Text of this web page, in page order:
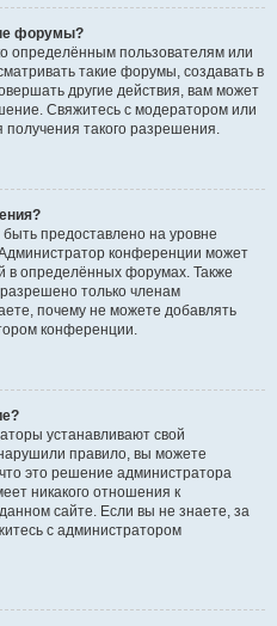
форумы?
определённым пользователям или
такие форумы, создавать в
другие действия, вам может
Свяжитесь с модератором или
такого разрешения.
предоставлено на уровне
конференции может
в определённых форумах. Также
только членам
почему не можете добавлять
конференции.
устанавливают свой
правило, вы можете
это решение администратора
никакого отношения к
сайте. Если вы не знаете, за
с администратором